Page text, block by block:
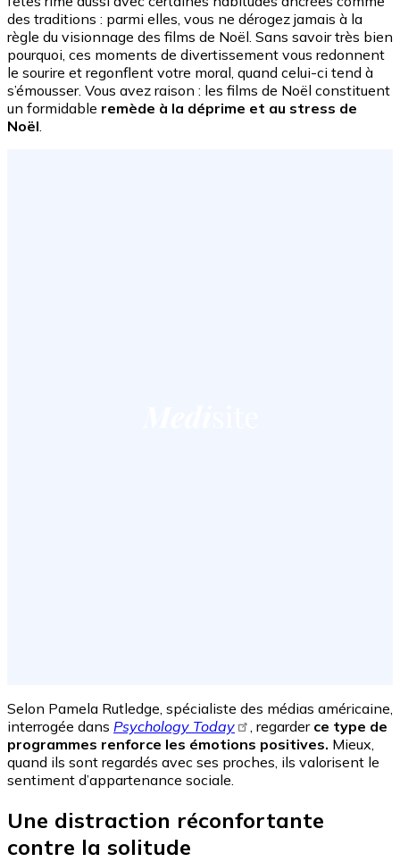
des traditions : parmi elles, vous ne dérogez jamais à la
règle du visionnage des films de Noël. Sans savoir très bien
pourquoi, ces moments de divertissement vous redonnent
le sourire et regonflent votre moral, quand celui-ci tend à
s’émousser. Vous avez raison : les films de Noël constituent
un formidable remède à la déprime et au stress de
Noël.
Selon Pamela Rutledge, spécialiste des médias américaine,
interrogée dans Psychology Today , regarder ce type de
programmes renforce les émotions positives. Mieux,
quand ils sont regardés avec ses proches, ils valorisent le
sentiment d’appartenance sociale.
Une distraction réconfortante
contre la solitude